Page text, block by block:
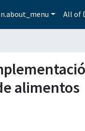
All of
alimentos